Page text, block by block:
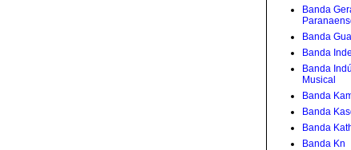
Banda
Banda
Banda
Banda
Musical
Banda
Banda
Banda
Banda Kn